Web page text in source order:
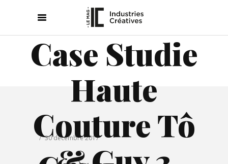
Case Studie
Haute
Couture Tô
30 décembre 2017